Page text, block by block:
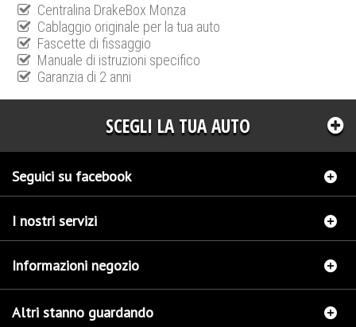
Centralina DrakeBox Monza
Cablaggio originale per la tua auto
Fascette di fissaggio
Manuale di istruzioni specifico
Garanzia di 2 anni
SCEGLI LA TUA AUTO
Seguici su facebook
I nostri servizi
Informazioni negozio
Altri stanno guardando